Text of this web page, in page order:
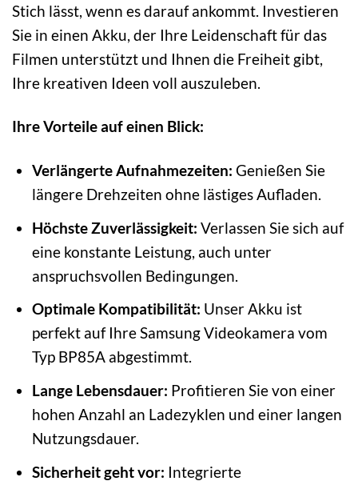
Stich lässt, wenn es darauf ankommt. Investieren
Sie in einen Akku, der Ihre Leidenschaft für das
Filmen unterstützt und Ihnen die Freiheit gibt,
Ihre kreativen Ideen voll auszuleben.
Ihre Vorteile auf einen Blick:
Verlängerte Aufnahmezeiten: Genießen Sie
längere Drehzeiten ohne lästiges Aufladen.
Höchste Zuverlässigkeit: Verlassen Sie sich auf
eine konstante Leistung, auch unter
anspruchsvollen Bedingungen.
Optimale Kompatibilität: Unser Akku ist
perfekt auf Ihre Samsung Videokamera vom
Typ BP85A abgestimmt.
Lange Lebensdauer: Profitieren Sie von einer
hohen Anzahl an Ladezyklen und einer langen
Nutzungsdauer.
Sicherheit geht vor: Integrierte